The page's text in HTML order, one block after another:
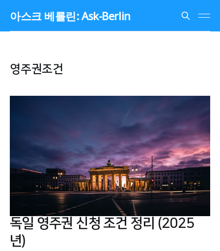
아스크 베를린: Ask-Berlin
영주권조건
독일 영주권 신청 조건 정리 (2025
년)